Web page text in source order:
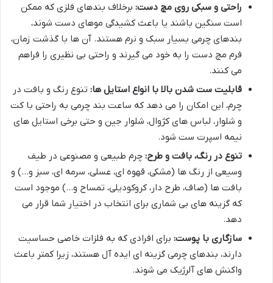
راحتی و سبکی روی مچ دست: برخلاف بندهای فلزی که ممکن
است سنگین باشند یا باعث کشیدگی موهای دست شوند،
بندهای چرمی بسیار سبک و نرم هستند. آن ها با گذشت زمان،
فرم مچ دست را به خود می گیرند و راحتی بی نظیری را فراهم
می کنند.
قابلیت ست شدن بالا با انواع استایل ها: تنوع رنگ و بافت در
چرم، این امکان را می دهد که ساعت بند چرمی به راحتی با کت
و شلوار، لباس های کژوال، شلوار جین و حتی برخی استایل های
نیمه اسپرت ست شود.
تنوع در رنگ، بافت و طرح: چرم طبیعی و مصنوعی در طیف
وسیعی از رنگ ها (مشکی، قهوه ای، عسلی، سرمه ای، سبز و…) و
بافت ها (صاف، طرح دار، کروکودیلی، تمساح و…) موجود است
که گزینه های بی شماری برای انتخاب در اختیار شما قرار می
دهد.
سازگاری با پوست: برای افرادی که به فلزات خاصی حساسیت
دارند، بندهای چرمی گزینه ای ایده آل هستند، زیرا کمتر باعث
واکنش های آلرژیک می شوند.